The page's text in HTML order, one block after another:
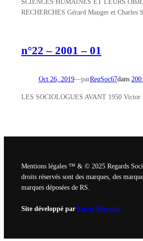
SCIENCES HUMAINES ET LEURS
RECHERCHES Gérard Mauger et Charles
n°22 – 2001 – 01
Oct 26, 2019—parRegSoc67dans
LES SOCIOLOGUES AVANT 1950 Victor
Mentions légales ™ & © 2025 Regards
droits réservés sont des marques, des
marques déposées de RS.
Site développé par Lucas Marsala